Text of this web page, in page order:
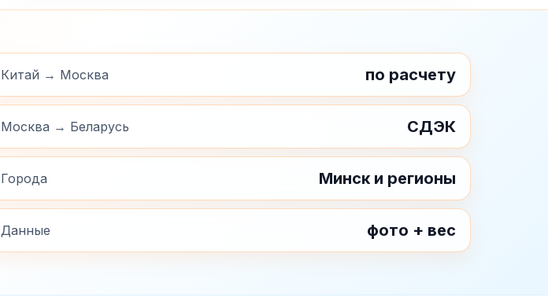
Китай → Москва по расчету
Москва → Беларусь СДЭК
Города Минск и регионы
Данные фото + вес